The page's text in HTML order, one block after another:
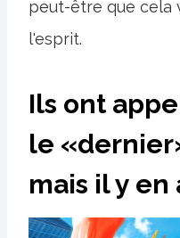
peut-être que cela
l'esprit.
Ils ont
le
mais il y en